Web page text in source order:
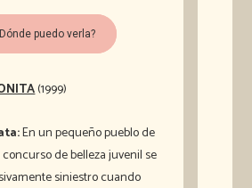
puedo verla?
(1999)
En un pequeño pueblo de
de belleza juvenil se
siniestro cuando